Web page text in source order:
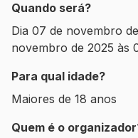
Quando será?
Dia 07 de novembro
novembro de 2025 às
Para qual idade?
Maiores de 18 anos
Quem é o